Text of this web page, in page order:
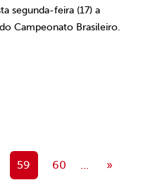
segunda-feira (17) a
Campeonato Brasileiro.
59 60 ... »